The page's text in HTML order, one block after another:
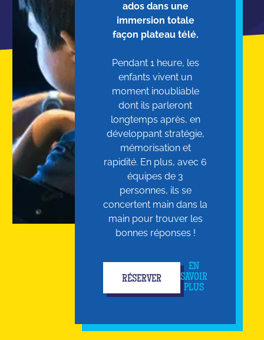
ados dans une
immersion totale
façon plateau télé.
Pendant 1 heure, les
enfants vivent un
moment inoubliable
dont ils parleront
longtemps après, en
développant stratégie,
mémorisation et
rapidité. En plus, avec 6
équipes de 3
personnes, ils se
concertent main dans la
main pour trouver les
bonnes réponses !
RÉSERVER
EN
SAVOIR
PLUS